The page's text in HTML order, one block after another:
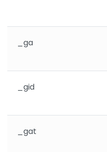
_ga
_gid
_gat